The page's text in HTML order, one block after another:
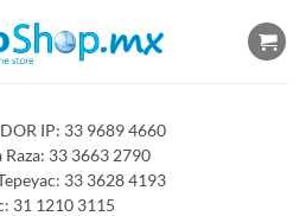
IP: 33 9689 4660
Raza: 33 3663 2790
33 3628 4193
31 1210 3115